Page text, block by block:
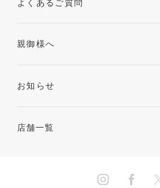
よくあるご質問
親御様へ
お知らせ
店舗一覧